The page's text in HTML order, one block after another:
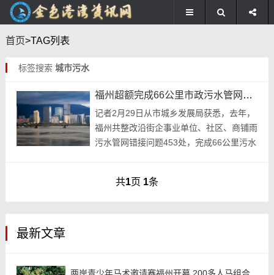
首页>TAG列表
标签搜索 城市污水
福州超额完成66公里市政污水管网建设525个排口流域雨污分流改造
记者2月29日从市城乡发展局获悉，去年，
福州共整改沿街企事业单位、社区、商铺雨
污水管网错接问题453处，完成66公里污水
共1页 1条
最新文章